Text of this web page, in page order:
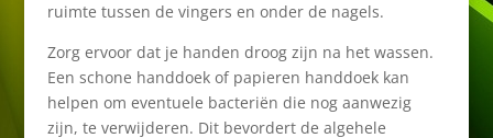
ruimte tussen de vingers en onder de nagels.
Zorg ervoor dat je handen droog zijn na het wassen.
Een schone handdoek of papieren handdoek kan
helpen om eventuele bacteriën die nog aanwezig
zijn, te verwijderen. Dit bevordert de algehele